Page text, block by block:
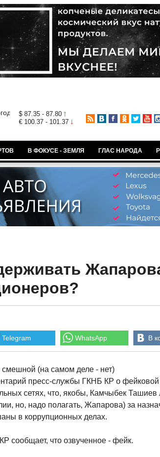
$ 87.35 - 87.80
€ 100.37 - 101.37
В ФОКУСЕ - ЗЕМЛЯ ГЛАС НАРОДА
Telegram WhatsApp В
смешной (на самом деле - нет)
пресс-службы ГКНБ КР о
сетях, что, якобы, Камчыбек Ташиев
но, надо полагать, Жапарова) за
в коррупционных делах.
сообщает, что озвученное - фейк.